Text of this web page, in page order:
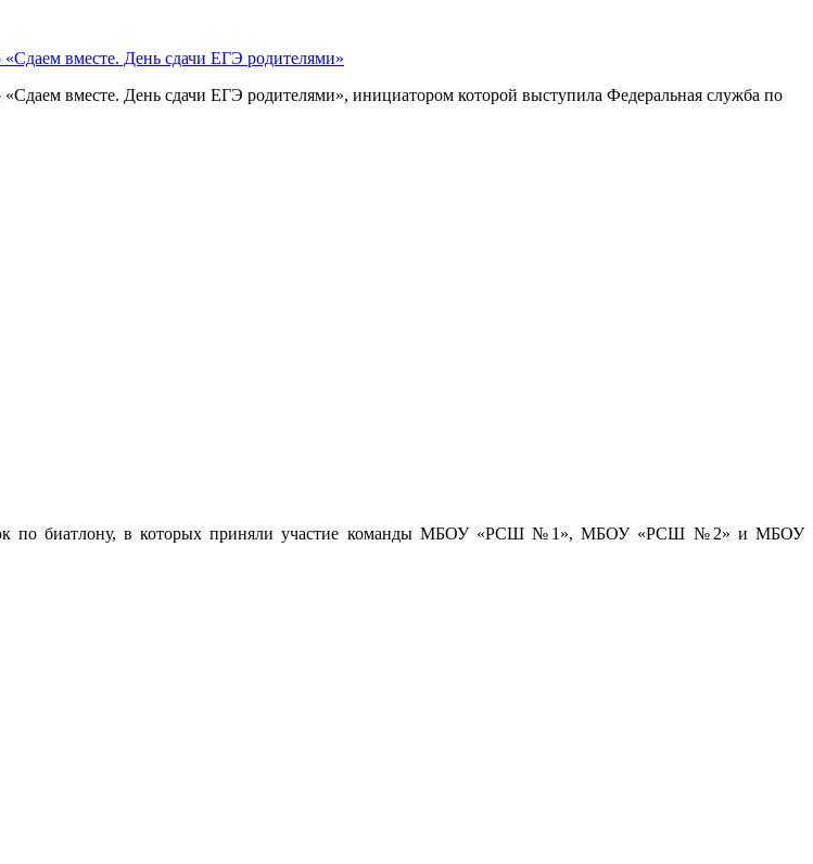
вместе. День сдачи ЕГЭ родителями»
вместе. День сдачи ЕГЭ родителями», инициатором которой выступила Федеральная служба по
по биатлону, в которых приняли участие команды МБОУ «РСШ №1», МБОУ «РСШ №2» и МБОУ